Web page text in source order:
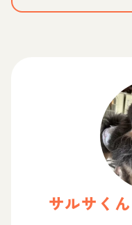
サルサ くん